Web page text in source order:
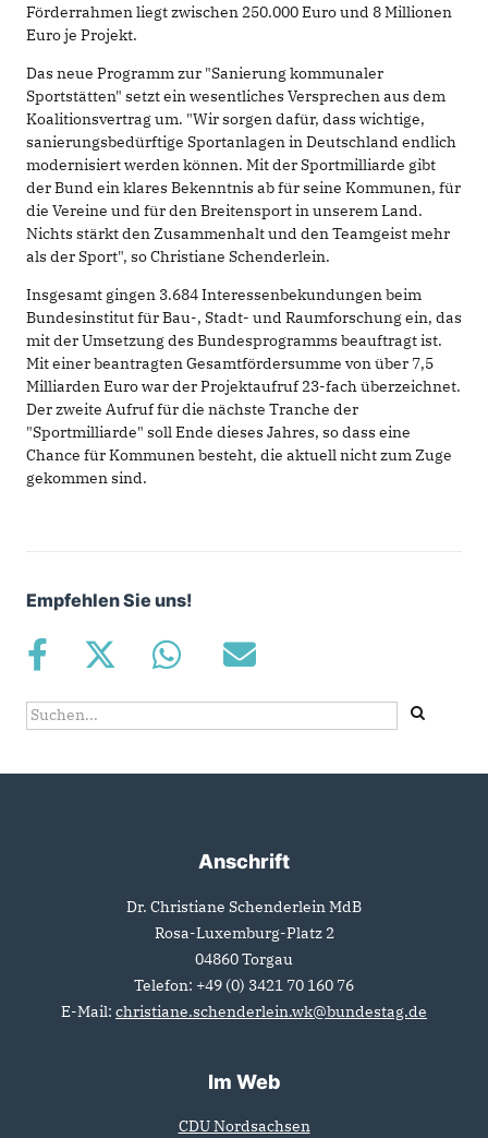
Förderrahmen liegt zwischen 250.000 Euro und 8 Millionen
Euro je Projekt.
Das neue Programm zur "Sanierung kommunaler
Sportstätten" setzt ein wesentliches Versprechen aus dem
Koalitionsvertrag um. "Wir sorgen dafür, dass wichtige,
sanierungsbedürftige Sportanlagen in Deutschland endlich
modernisiert werden können. Mit der Sportmilliarde gibt
der Bund ein klares Bekenntnis ab für seine Kommunen, für
die Vereine und für den Breitensport in unserem Land.
Nichts stärkt den Zusammenhalt und den Teamgeist mehr
als der Sport", so Christiane Schenderlein.
Insgesamt gingen 3.684 Interessenbekundungen beim
Bundesinstitut für Bau-, Stadt- und Raumforschung ein, das
mit der Umsetzung des Bundesprogramms beauftragt ist.
Mit einer beantragten Gesamtfördersumme von über 7,5
Milliarden Euro war der Projektaufruf 23-fach überzeichnet.
Der zweite Aufruf für die nächste Tranche der
"Sportmilliarde" soll Ende dieses Jahres, so dass eine
Chance für Kommunen besteht, die aktuell nicht zum Zuge
gekommen sind.
Empfehlen Sie uns!
Suchformular
Suche
Anschrift
Dr. Christiane Schenderlein MdB
Rosa-Luxemburg-Platz 2
04860Torgau
Telefon: +49 (0) 3421 70 160 76
E-Mail: christiane.schenderlein.wk@bundestag.de
Im Web
CDU Nordsachsen